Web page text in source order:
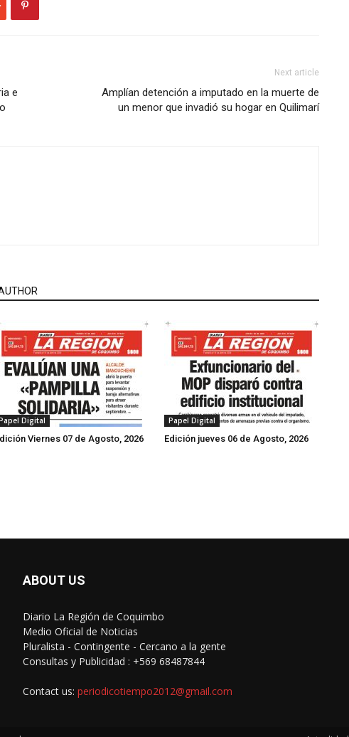
e
Next article
Amplían detención a imputado en la muerte de
un menor que invadió su hogar en Quilimarí
Digital
Viernes 07 de Agosto, 2026
Papel Digital
Edición jueves 06 de Agosto, 2026
ABOUT US
Diario La Región de Coquimbo
Medio Oficial de Noticias
Pluralista - Contingente - Cercano a la gente
Consultas y Publicidad : +569 68487844
Contact us: periodicotiempo2012@gmail.com